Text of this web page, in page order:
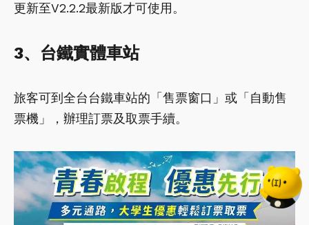
更新至V2.2.2最新版才可使用。
3、台鐵實體車站
旅客可到全台台鐵車站的「售票窗口」或「自動售
票機」，辦理訂票及取票手續。